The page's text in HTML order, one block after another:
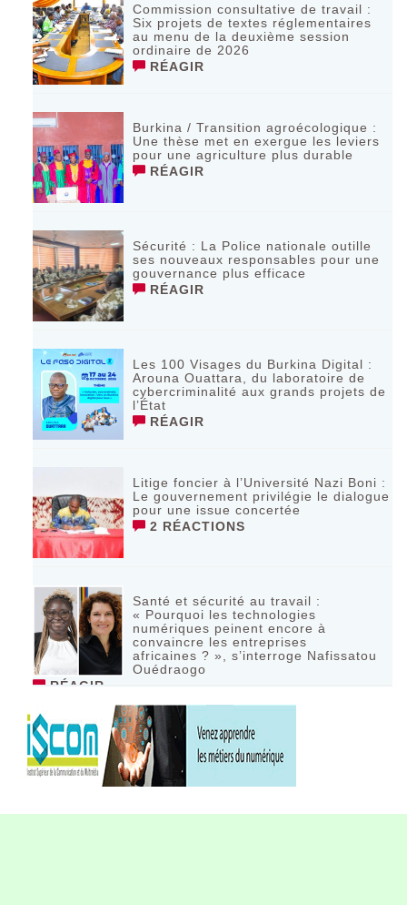
Commission consultative de travail :
Six projets de textes réglementaires
au menu de la deuxième session
ordinaire de 2026
RÉAGIR
Burkina / Transition agroécologique :
Une thèse met en exergue les leviers
pour une agriculture plus durable
RÉAGIR
Sécurité : La Police nationale outille
ses nouveaux responsables pour une
gouvernance plus efficace
RÉAGIR
Les 100 Visages du Burkina Digital :
Arouna Ouattara, du laboratoire de
cybercriminalité aux grands projets de
l’État
RÉAGIR
Litige foncier à l’Université Nazi Boni :
Le gouvernement privilégie le dialogue
pour une issue concertée
2 RÉACTIONS
Santé et sécurité au travail :
« Pourquoi les technologies
numériques peinent encore à
convaincre les entreprises
africaines ? », s’interroge Nafissatou
Ouédraogo
RÉAGIR